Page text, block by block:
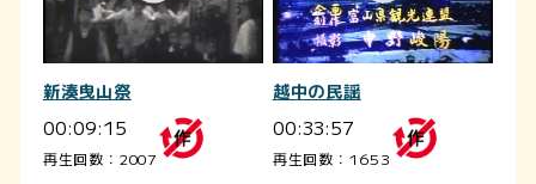
新湊曳山祭
00:09:15
再生回数：2007
越中の民謡
00:33:57
再生回数：1653